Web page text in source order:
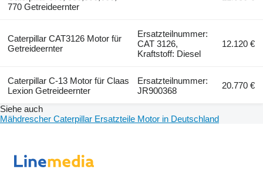
770 Getreideernter
Caterpillar CAT3126 Motor für
Getreideernter
Ersatzteilnummer:
CAT 3126,
Kraftstoff: Diesel
12.120 €
Caterpillar C-13 Motor für Claas
Lexion Getreideernter
Ersatzteilnummer:
JR900368
20.770 €
Siehe auch
Mähdrescher Caterpillar Ersatzteile Motor in Deutschland